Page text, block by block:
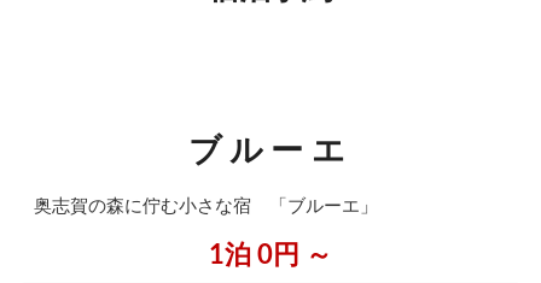
ブルーエ
奥志賀の森に佇む小さな宿 「ブルーエ」
1泊 0円 ～